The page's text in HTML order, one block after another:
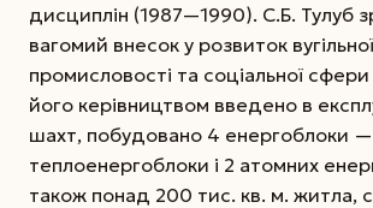
дисциплін (1987—1990). С.Б. Тулуб
вагомий внесок у розвиток вугільної
промисловості та соціальної сфери
його керівництвом введено в
шахт, побудовано 4 енергоблоки
теплоенергоблоки і 2 атомних
також понад 200 тис. кв. м. житла,